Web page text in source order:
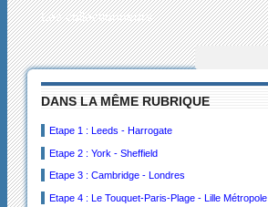
Les collectionneurs
DANS LA MÊME RUBRIQUE
Etape 1 : Leeds - Harrogate
Etape 2 : York - Sheffield
Etape 3 : Cambridge - Londres
Etape 4 : Le Touquet-Paris-Plage - Lille Métropole